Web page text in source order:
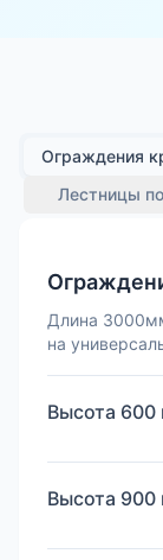
Ограждения
Лестницы
Длина
на
Высота 600
Высота 900